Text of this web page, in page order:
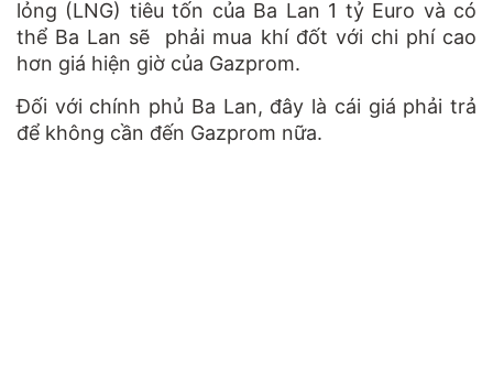
lỏng (LNG) tiêu tốn của Ba Lan 1 tỷ Euro và có
thể Ba Lan sẽ phải mua khí đốt với chi phí cao
hơn giá hiện giờ của Gazprom.
Đối với chính phủ Ba Lan, đây là cái giá phải trả
để không cần đến Gazprom nữa.